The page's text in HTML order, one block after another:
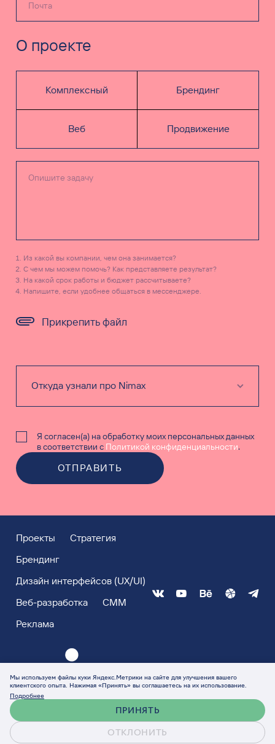
О проекте
Комплексный Брендинг
Веб Продвижение
Прикрепить файл
Из какой вы компании, чем она занимается?
С чем мы можем помочь? Как представляете результат?
На какой срок работы и бюджет рассчитываете?
Напишите, если удобнее общаться в мессенджере.
Я согласен(а) на обработку моих персональных данных
в соответствии с Политикой конфиденциальности.
ОТПРАВИТЬ
Проекты
Стратегия
Брендинг
Дизайн интерфейсов (UX/UI)
Веб-разработка
СММ
Реклама
Мы используем файлы куки Яндекс.Метрики на сайте для улучшения вашего
клиентского опыта. Нажимая «Принять» вы соглашаетесь на их использование.
Подробнее
ПРИНЯТЬ
ОТКЛОНИТЬ